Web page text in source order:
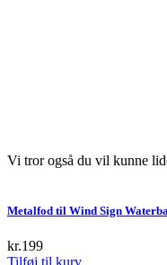
Vi tror også du vil kunne
Metalfod til Wind Sign
kr.199